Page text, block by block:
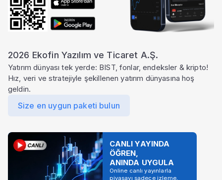
2026 Ekofin Yazılım ve Ticaret A.Ş.
Yatırım dünyası tek yerde: BIST, fonlar, endeksler & kripto!
Hız, veri ve stratejiyle şekillenen yatırım dünyasına hoş
geldin.
Size en uygun paketi bulun
CANLI YAYINDA
ÖĞREN,
ANINDA UYGULA
Online canlı yayınlarla
piyasayı sadece izleme,